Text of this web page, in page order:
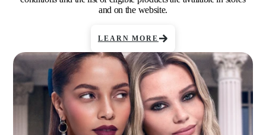
and on the website.
LEARN MORE